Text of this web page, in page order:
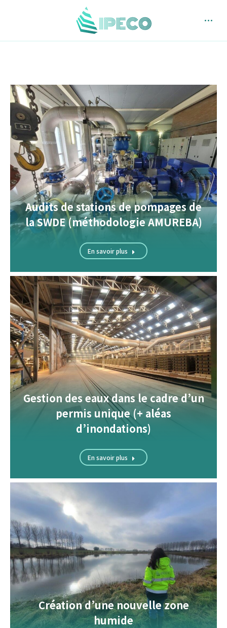
Audits de stations de pompages de
la SWDE (méthodologie AMUREBA)
En savoir plus
Gestion des eaux dans le cadre d’un
permis unique (+ aléas
d’inondations)
En savoir plus
Création d’une nouvelle zone
humide